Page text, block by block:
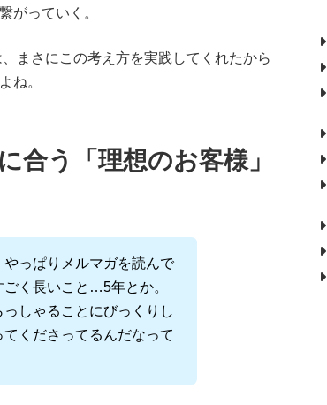
がっていく。
、まさにこの考え方を実践してくれたから
ね。
合う「理想のお客様」
っぱりメルマガを読んで
く長いこと…5年とか。
しゃることにびっくりし
くださってるんだなって